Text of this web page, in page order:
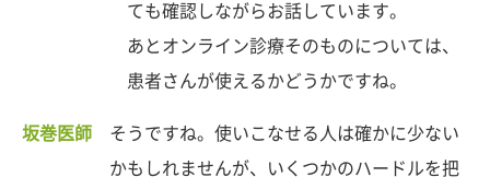
ても確認しながらお話しています。
あとオンライン診療そのものについては、
患者さんが使えるかどうかですね。
坂巻医師
そうですね。使いこなせる人は確かに少ない
かもしれませんが、いくつかのハードルを把